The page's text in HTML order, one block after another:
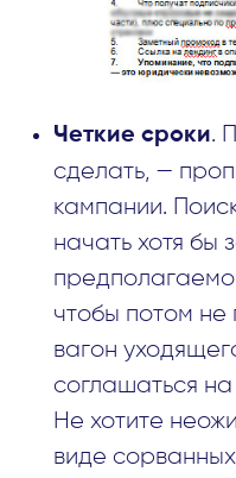
Четкие сроки.
сделать, —
кампании.
начать хотя бы
чтобы потом не
вагон
соглашаться
Не хотите
виде